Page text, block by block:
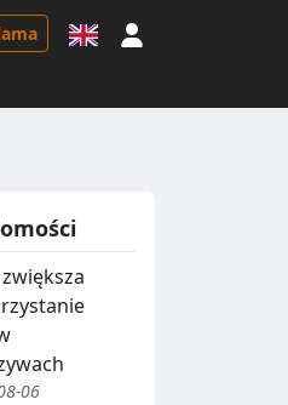
zwiększa
06